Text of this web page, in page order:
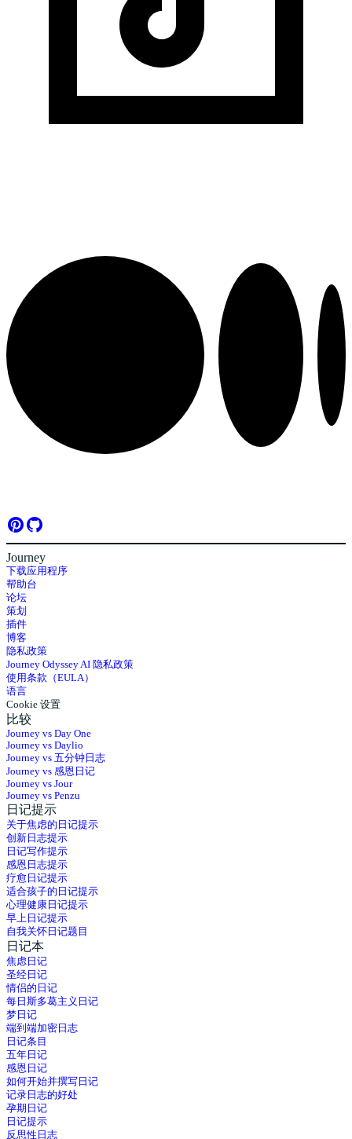
Journey
下载应用程序
帮助台
论坛
策划
插件
博客
隐私政策
Journey Odyssey AI 隐私政策
使用条款（EULA）
语言
Cookie 设置
比较
Journey vs Day One
Journey vs Daylio
Journey vs 五分钟日志
Journey vs 感恩日记
Journey vs Jour
Journey vs Penzu
日记提示
关于焦虑的日记提示
创新日志提示
日记写作提示
感恩日志提示
疗愈日记提示
适合孩子的日记提示
心理健康日记提示
早上日记提示
自我关怀日记题目
日记本
焦虑日记
圣经日记
情侣的日记
每日斯多葛主义日记
梦日记
端到端加密日志
日记条目
五年日记
感恩日记
如何开始并撰写日记
记录日志的好处
孕期日记
日记提示
反思性日志